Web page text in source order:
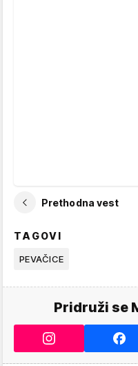
Prethodna vest
TAGOVI
PEVAČICE
Pridruži se